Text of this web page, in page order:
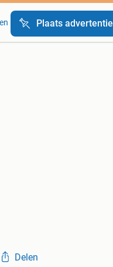
Plaats advertentie
Delen